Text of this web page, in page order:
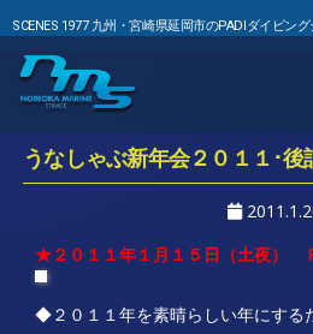
SCENES 1977 九州・宮崎県延岡市のPADIダイビン
うなしゃぶ新年会２０１１･後
★２０１１年１月１５日（土夜）
◆２０１１年を素晴らしい年にする